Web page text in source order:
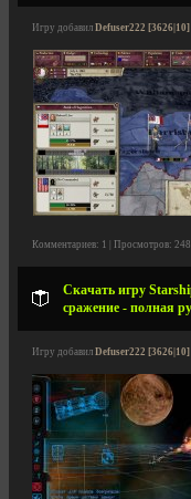
Игру добавил Defuser222 [3626|10]
Комментариев: 1 | Просмотров:
Скачать игру
сражение - полная
Игру добавил Defuser222 [3626|10]